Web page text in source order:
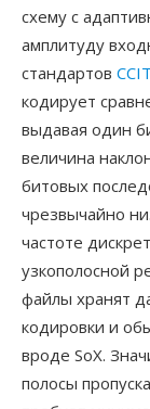
схему с
амплитуду
стандартов
кодирует
выдавая один
величина
битовых
чрезвычайно
частоте
узкополосной
файлы хранят
кодировки и
вроде SoX.
полосы